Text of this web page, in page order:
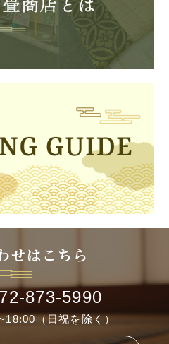
せはこちら
873-5990
（日祝を除く）